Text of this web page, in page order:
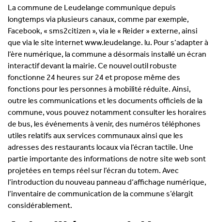
La commune de Leudelange communique depuis
longtemps via plusieurs canaux, comme par exemple,
Facebook, « sms2citizen », via le « Reider » externe, ainsi
que via le site internet www.leudelange. lu. Pour s‘adapter à
l‘ère numérique, la commune a désormais installé un écran
interactif devant la mairie. Ce nouvel outil robuste
fonctionne 24 heures sur 24 et propose même des
fonctions pour les personnes à mobilité réduite. Ainsi,
outre les communications et les documents officiels de la
commune, vous pouvez notamment consulter les horaires
de bus, les événements à venir, des numéros téléphones
utiles relatifs aux services communaux ainsi que les
adresses des restaurants locaux via l‘écran tactile. Une
partie importante des informations de notre site web sont
projetées en temps réel sur l’écran du totem. Avec
l‘introduction du nouveau panneau d‘affichage numérique,
l‘inventaire de communication de la commune s’élargit
considérablement.